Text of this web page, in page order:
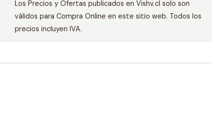
Los Precios y Ofertas publicados en Vishv.cl solo son
válidos para Compra Online en este sitio web. Todos los
precios incluyen IVA.